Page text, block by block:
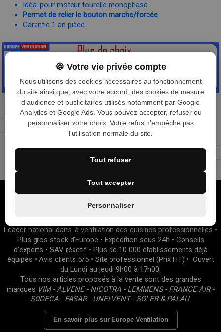
Idéal pour moteur tourelle monophasé
Permet de relier le bouton marche/forcée
Garantie 1 an pièce
Leader national dans la ventilation des cuisines professionnelles •
Plus gros stock d'Europe • Expédition sous 24h • Conseils
d'experts • SAV réactif • Plus de 10 000 établissements déjà
équipés • Avis clients 5/5 • Site professionnel (Prix HT) • Ouvert
du Lundi au jeudi 9h00 à 17h00.
Tous nos articles proposés à la vente sont des grandes
marques VIM - ALVENE - NICOTRA - LEMMENS - FRANCE AIR -
SODECA - FASAR - UNELVENT - SOLER & PALAU
En savoir plus sur Europe Ventilation
🍪 Votre vie privée compte
Nous utilisons des cookies nécessaires au fonctionnement
du site ainsi que, avec votre accord, des cookies de mesure
d'audience et publicitaires utilisés notamment par Google
Analytics et Google Ads. Vous pouvez accepter, refuser ou
personnaliser votre choix. Votre refus n'empêche pas
l'utilisation normale du site.
Tout refuser
Tout accepter
Personnaliser